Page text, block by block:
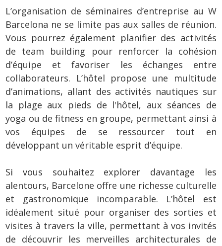
L’organisation de séminaires d’entreprise au W
Barcelona ne se limite pas aux salles de réunion.
Vous pourrez également planifier des activités
de team building pour renforcer la cohésion
d’équipe et favoriser les échanges entre
collaborateurs. L’hôtel propose une multitude
d’animations, allant des activités nautiques sur
la plage aux pieds de l'hôtel, aux séances de
yoga ou de fitness en groupe, permettant ainsi à
vos équipes de se ressourcer tout en
développant un véritable esprit d’équipe.
Si vous souhaitez explorer davantage les
alentours, Barcelone offre une richesse culturelle
et gastronomique incomparable. L’hôtel est
idéalement situé pour organiser des sorties et
visites à travers la ville, permettant à vos invités
de découvrir les merveilles architecturales de